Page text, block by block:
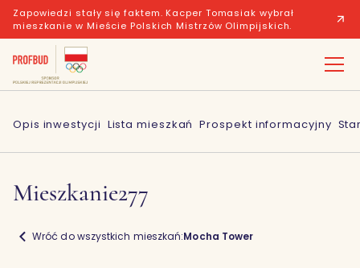
Zapowiedzi stały się faktem. Kacper Tomasiak wybrał
mieszkanie w Mieście Polskich Mistrzów Olimpijskich.
Opis inwestycji Lista mieszkań Prospekt informacyjny
Mieszkanie277
Wróć do wszystkich mieszkań:Mocha Tower